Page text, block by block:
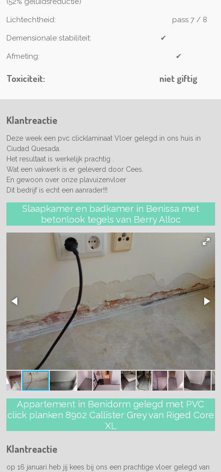
Lichtechtheid: pass 7 / 8
Demensionale stabiliteit: ✔
Afmeting: ✔
Toxiciteit: niet giftig
Klantreactie
Deze week een pvc clicklaminaat Vloer gelegd in ons huis in
Ciudad Quesada.
Het resultaat is werkelijk prachtig .
Wat een vakwerk is er geleverd door Cees.
En gewoon over onze plavuizenvloer
Dit bedrijf is echt een aanrader!!!
Slaapkamer en badkamer in Benissa met
betonlook tegels van Berry Alloc
Appartement in Benidorm gelegd met PVC
click planken 8902 Callister Grey van Riged Core
XL
Klantreactie
op 16 januari heb jij kees bij ons een prachtige vloer gelegd van